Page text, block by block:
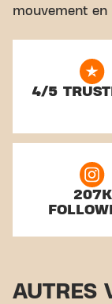
mouvement en
4/5
207K
AUTRES